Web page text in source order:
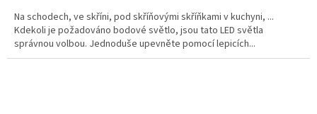
Na schodech, ve skříni, pod skříňovými skříňkami v kuchyni, ...
Kdekoli je požadováno bodové světlo, jsou tato LED světla
správnou volbou. Jednoduše upevněte pomocí lepicích...